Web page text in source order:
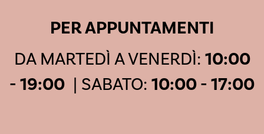
PER APPUNTAMENTI
DA MARTEDÌ A VENERDÌ: 10:00
- 19:00 | SABATO: 10:00 - 17:00